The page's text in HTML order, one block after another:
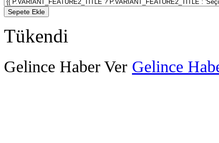
Sepete Ekle
Tükendi
Gelince Haber Ver Gelince